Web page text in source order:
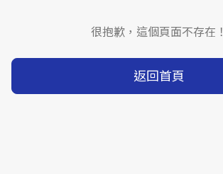
很抱歉，這個頁面不存在！
返回首頁